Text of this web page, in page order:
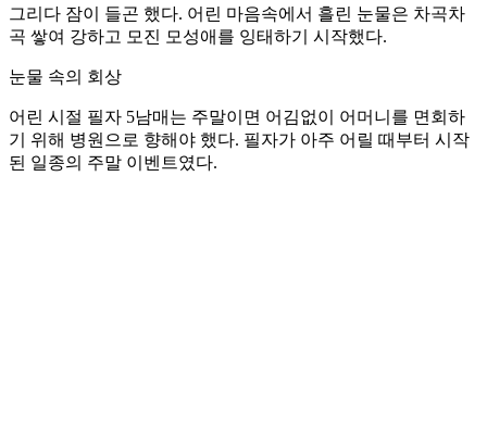
그리다 잠이 들곤 했다. 어린 마음속에서 흘린 눈물은 차곡차
곡 쌓여 강하고 모진 모성애를 잉태하기 시작했다.
눈물 속의 회상
어린 시절 필자 5남매는 주말이면 어김없이 어머니를 면회하
기 위해 병원으로 향해야 했다. 필자가 아주 어릴 때부터 시작
된 일종의 주말 이벤트였다.